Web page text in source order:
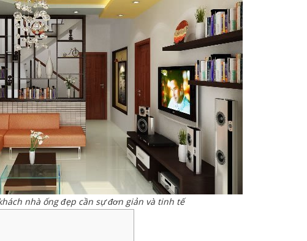
nhà ống đẹp cần sự đơn giản và tinh tế